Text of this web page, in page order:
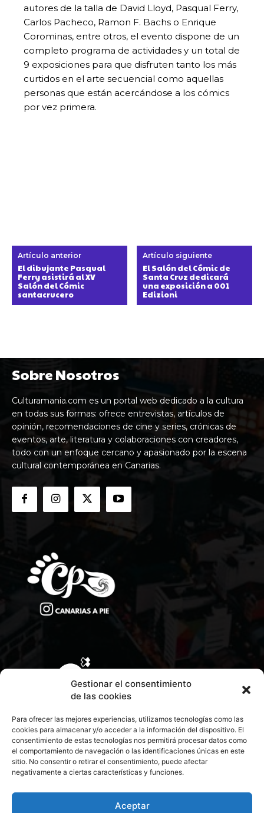
Gestionar el consentimiento
de las cookies
Para ofrecer las mejores experiencias, utilizamos tecnologías como las
cookies para almacenar y/o acceder a la información del dispositivo. El
consentimiento de estas tecnologías nos permitirá procesar datos como
el comportamiento de navegación o las identificaciones únicas en este
sitio. No consentir o retirar el consentimiento, puede afectar
negativamente a ciertas características y funciones.
Aceptar
autores de la talla de David Lloyd, Pasqual Ferry,
Carlos Pacheco, Ramon F. Bachs o Enrique
Corominas, entre otros, el evento dispone de un
completo programa de actividades y un total de
9 exposiciones para que disfruten tanto los más
curtidos en el arte secuencial como aquellas
personas que están acercándose a los cómics
por vez primera.
Artículo anterior
El dibujante Pasqual
Ferry asistirá al XV
Salón del Cómic
santacrucero
Artículo siguiente
El Salón del Cómic de
Santa Cruz dedicará
una exposición a 001
Edizioni
Sobre Nosotros
Culturamania.com es un portal web dedicado a la cultura
en todas sus formas: ofrece entrevistas, artículos de
opinión, recomendaciones de cine y series, crónicas de
eventos, arte, literatura y colaboraciones con creadores,
todo con un enfoque cercano y apasionado por la escena
cultural contemporánea en Canarias.
CONTACTA CON NOSOTROS